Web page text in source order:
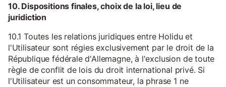
10. Dispositions finales, choix de la loi, lieu de
juridiction
10.1 Toutes les relations juridiques entre Holidu et
l'Utilisateur sont régies exclusivement par le droit de la
République fédérale d'Allemagne, à l'exclusion de toute
règle de conflit de lois du droit international privé. Si
l'Utilisateur est un consommateur, la phrase 1 ne